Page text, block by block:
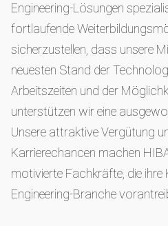
Engineering-Lösungen
fortlaufende
sicherzustellen, dass unsere
neuesten Stand der
Arbeitszeiten und der
unterstützen wir eine
Unsere attraktive Vergütung
Karrierechancen machen
motivierte Fachkräfte, die ihre
Engineering-Branche